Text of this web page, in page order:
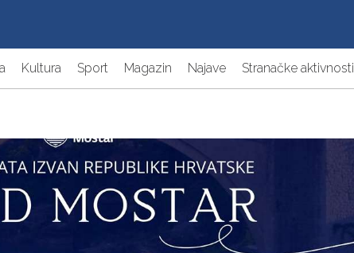
Kultura Sport Magazin Najave Stranačke aktivnosti